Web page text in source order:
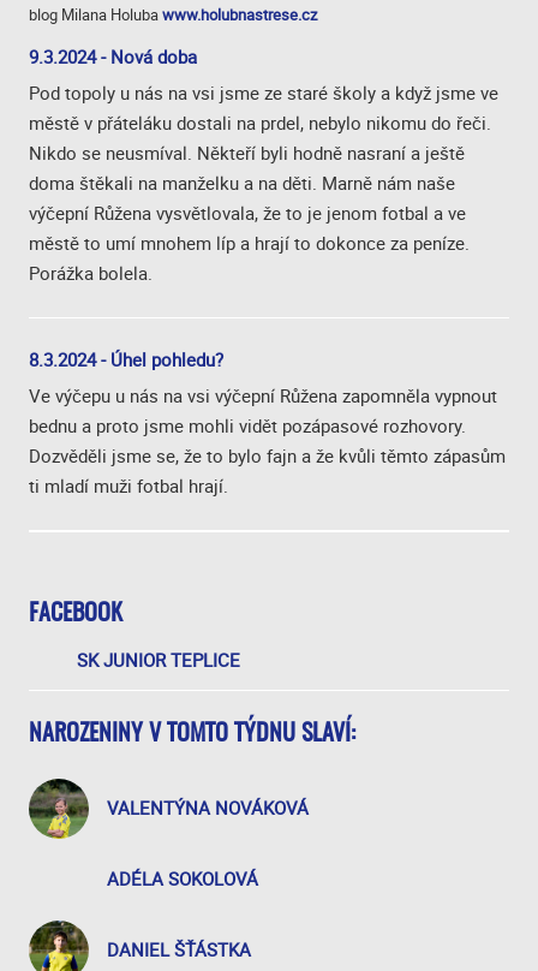
FACEBOOK
SK JUNIOR TEPLICE
NAROZENINY V TOMTO TÝDNU SLAVÍ:
VALENTÝNA NOVÁKOVÁ
ADÉLA SOKOLOVÁ
DANIEL ŠŤÁSTKA
blog Milana Holubawww.holubnastrese.cz
9.3.2024 - Nová doba
Pod topoly u nás na vsi jsme ze staré školy a když jsme ve
městě v přáteláku dostali na prdel, nebylo nikomu do řeči.
Nikdo se neusmíval. Někteří byli hodně nasraní a ještě
doma štěkali na manželku a na děti. Marně nám naše
výčepní Růžena vysvětlovala, že to je jenom fotbal a ve
městě to umí mnohem líp a hrají to dokonce za peníze.
Porážka bolela.
8.3.2024 - Úhel pohledu?
Ve výčepu u nás na vsi výčepní Růžena zapomněla vypnout
bednu a proto jsme mohli vidět pozápasové rozhovory.
Dozvěděli jsme se, že to bylo fajn a že kvůli těmto zápasům
ti mladí muži fotbal hrají.